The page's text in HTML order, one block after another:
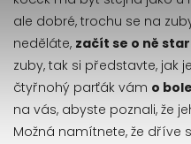
ale dobré, trochu se na
neděláte, začít se o ně
zuby, tak si představte, jak
čtyřnohý parťák vám o
na vás, abyste poznali, že
Možná namítnete, že dříve